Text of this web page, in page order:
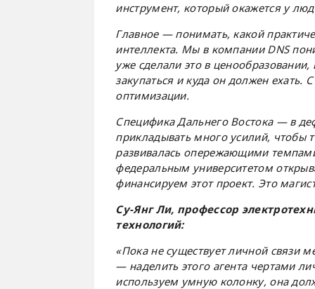
инструмент, который окажется у
Главное — понимать, какой
интеллекта. Мы в компании DNS
уже сделали это в
закупаться и куда он должен ехать.
оптимизации.
Специфика Дальнего Востока — в
прикладывать много усилий, чтобы
развивалась опережающими
федеральным университетом
финансируем этот проект. Это
Су-Янг Ли, профессор
технологий:
«Пока не существует личной связи
— наделить этого агента чертами
используем умную колонку, она